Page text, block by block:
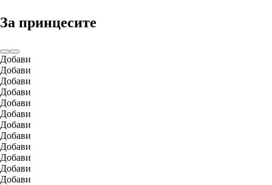
За принцесите
Добави
Добави
Добави
Добави
Добави
Добави
Добави
Добави
Добави
Добави
Добави
Добави